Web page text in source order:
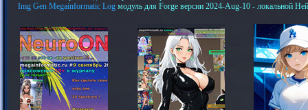
Img Gen Megainformatic Log модуль для Forge версии 2024-Aug-10 - локальной